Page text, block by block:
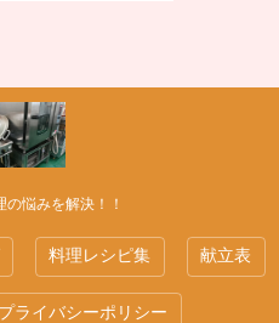
悩みを解決！！
料理レシピ集 献立表
プライバシーポリシー